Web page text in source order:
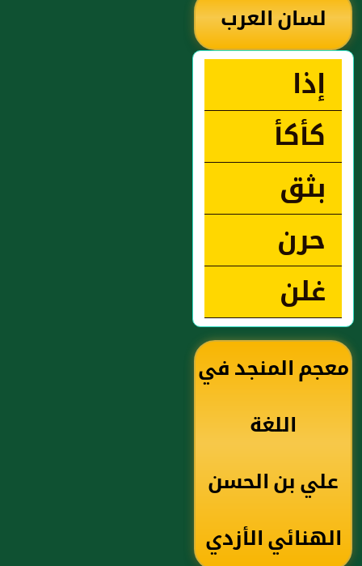
لسان العرب
إذا
كأكأ
بثق
حرن
غلن
معجم المنجد في
اللغة
علي بن الحسن
الهنائي الأزدي